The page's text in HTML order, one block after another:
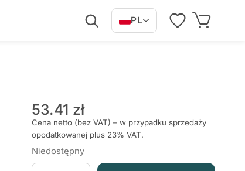
PL
53.41 zł
Cena netto (bez VAT) – w przypadku sprzedaży
opodatkowanej plus 23% VAT.
Niedostępny